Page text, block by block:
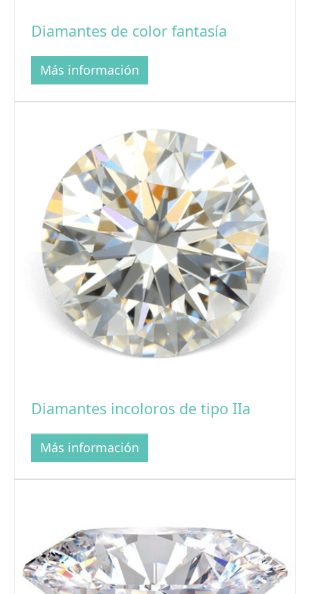
Diamantes de color fantasía
Más información
Diamantes incoloros de tipo IIa
Más información